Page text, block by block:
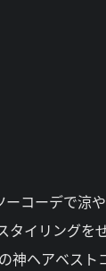
ーコーデで涼
タイリングを
神ヘアベスト